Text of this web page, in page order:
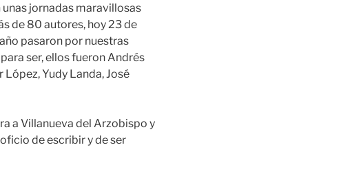
jornadas maravillosas
de 80 autores, hoy 23 de
pasaron por nuestras
ser, ellos fueron Andrés
Yudy Landa, José
a Villanueva del Arzobispo y
de escribir y de ser